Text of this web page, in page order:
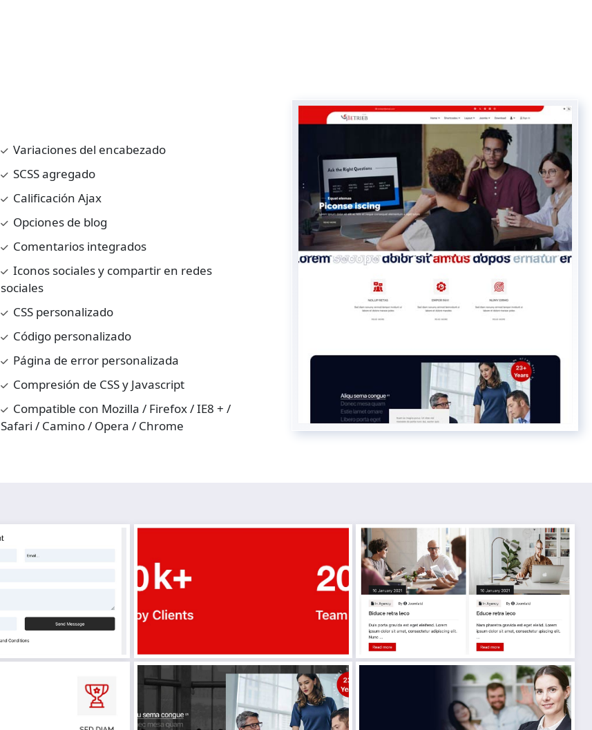
Variaciones del encabezado
SCSS agregado
Calificación Ajax
Opciones de blog
Comentarios integrados
Iconos sociales y compartir en redes
sociales
CSS personalizado
Código personalizado
Página de error personalizada
Compresión de CSS y Javascript
Compatible con Mozilla / Firefox / IE8 + /
Safari / Camino / Opera / Chrome